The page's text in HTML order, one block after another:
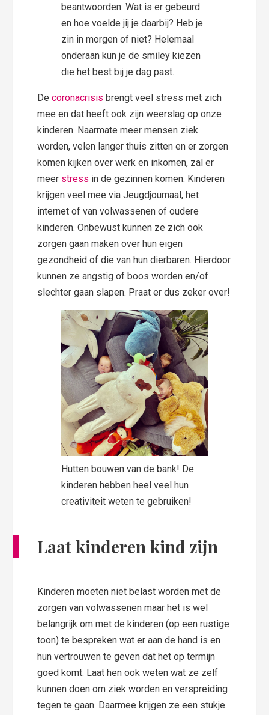
beantwoorden. Wat is er gebeurd
en hoe voelde jij je daarbij? Heb je
zin in morgen of niet? Helemaal
onderaan kun je de smiley kiezen
die het best bij je dag past.
Decoronacrisisbrengt veel stress met zich
mee en dat heeft ook zijn weerslag op onze
kinderen. Naarmate meer mensen ziek
worden, velen langer thuis zitten en er zorgen
komen kijken over werk en inkomen, zal er
meer stress in de gezinnen komen. Kinderen
krijgen veel mee via Jeugdjournaal, het
internet of van volwassenen of oudere
kinderen. Onbewust kunnen ze zich ook
zorgen gaan maken over hun eigen
gezondheid of die van hun dierbaren. Hierdoor
kunnen ze angstig of boos worden en/of
slechter gaan slapen. Praat er dus zeker over!
Hutten bouwen van de bank! De
kinderen hebben heel veel hun
creativiteit weten te gebruiken!
Laat kinderen kind zijn
Kinderen moeten niet belast worden met de
zorgen van volwassenen maar het is wel
belangrijk om met de kinderen (op een rustige
toon) te bespreken wat er aan de hand is en
hun vertrouwen te geven dat het op termijn
goed komt. Laat hen ook weten wat ze zelf
kunnen doen om ziek worden en verspreiding
tegen te gaan. Daarmee krijgen ze een stukje